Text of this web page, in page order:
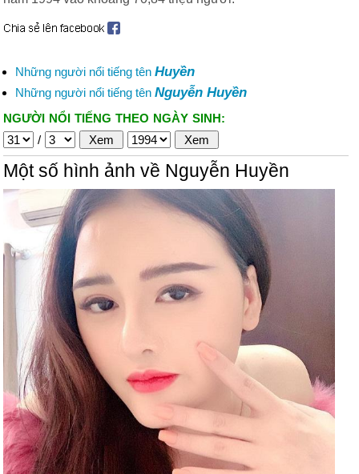
Những người nổi tiếng tên Huyền
Những người nổi tiếng tên Nguyễn Huyền
NGƯỜI NỔI TIẾNG THEO NGÀY SINH:
/
Một số hình ảnh về Nguyễn Huyền